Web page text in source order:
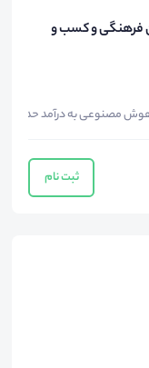
روز ویژه همکاران فرهنگی و کسب و
مصنوعی به درآمد
ثبت نام